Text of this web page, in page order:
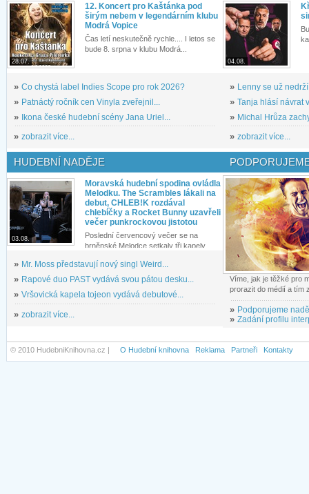
28.07.
12. Koncert pro Kaštánka pod
širým nebem v legendárním klubu
Modrá Vopice
Čas letí neskutečně rychle.... I letos se
bude 8. srpna v klubu Modrá...
» Co chystá label Indies Scope pro rok 2026?
» Patnáctý ročník cen Vinyla zveřejnil...
»
Ikona české hudební scény Jana Uriel...
» zobrazit více...
04.08.
» Lenny se už
» Tanja hlásí návrat
» Michal Hrůza
» zobrazit více...
HUDEBNÍ NADĚJE
03.08.
Moravská hudební spodina ovládla
Melodku. The Scrambles lákali na
debut, CHLEB!K rozdával
chlebíčky a Rocket Bunny uzavřeli
večer punkrockovou jistotou
Poslední červencový večer se na
brněnské Melodce setkaly tři kapely...
» Mr. Moss představují nový singl Weird...
» Rapové duo PAST vydává svou pátou desku...
» Vršovická kapela tojeon vydává debutové...
» zobrazit více...
Víme, jak je těžké pro
prorazit do médií a tím
» Podporujeme
» Zadání profilu
© 2010 HudebniKnihovna.cz | O Hudební knihovna Reklama Partneři Kontakty